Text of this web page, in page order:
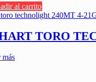
al carrito
TORO
más